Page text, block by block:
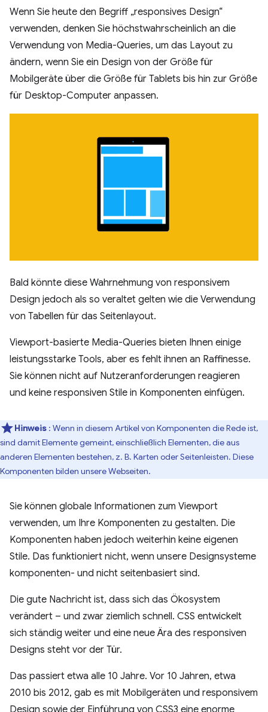
Wenn Sie heute den Begriff „responsives Design“
verwenden, denken Sie höchstwahrscheinlich an die
Verwendung von Media-Queries, um das Layout zu
ändern, wenn Sie ein Design von der Größe für
Mobilgeräte über die Größe für Tablets bis hin zur Größe
für Desktop-Computer anpassen.
Bald könnte diese Wahrnehmung von responsivem
Design jedoch als so veraltet gelten wie die Verwendung
von Tabellen für das Seitenlayout.
Viewport-basierte Media-Queries bieten Ihnen einige
leistungsstarke Tools, aber es fehlt ihnen an Raffinesse.
Sie können nicht auf Nutzeranforderungen reagieren
und keine responsiven Stile in Komponenten einfügen.
Hinweis : Wenn in diesem Artikel von Komponenten die Rede ist,
sind damit Elemente gemeint, einschließlich Elementen, die aus
anderen Elementen bestehen, z. B. Karten oder Seitenleisten. Diese
Komponenten bilden unsere Webseiten.
Sie können globale Informationen zum Viewport
verwenden, um Ihre Komponenten zu gestalten. Die
Komponenten haben jedoch weiterhin keine eigenen
Stile. Das funktioniert nicht, wenn unsere Designsysteme
komponenten- und nicht seitenbasiert sind.
Die gute Nachricht ist, dass sich das Ökosystem
verändert – und zwar ziemlich schnell. CSS entwickelt
sich ständig weiter und eine neue Ära des responsiven
Designs steht vor der Tür.
Das passiert etwa alle 10 Jahre. Vor 10 Jahren, etwa
2010 bis 2012, gab es mit Mobilgeräten und responsivem